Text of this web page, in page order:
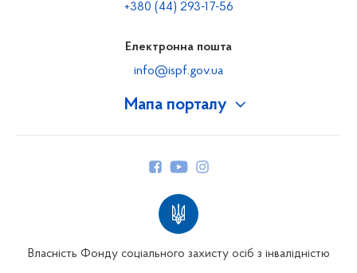
Мапа порталу
+380 (44) 293-17-56
Електронна пошта
info@ispf.gov.ua
Власність Фонду соціального захисту осіб з інвалідністю